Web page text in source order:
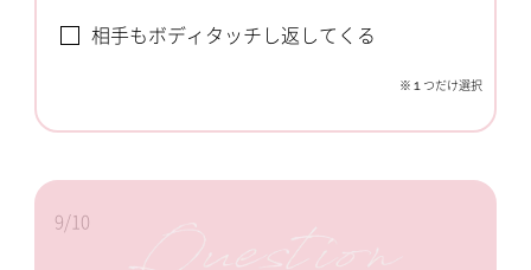
相手もボディタッチし返してくる
※１つだけ選択
9/10